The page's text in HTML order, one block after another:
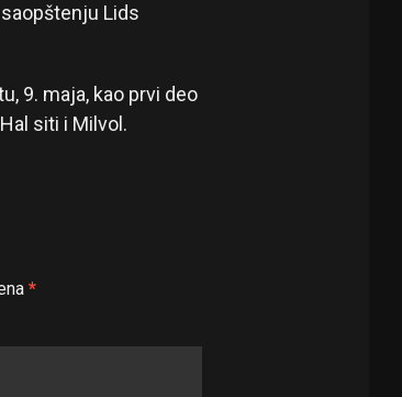
Lids
9. maja, kao prvi deo
siti i Milvol.
*